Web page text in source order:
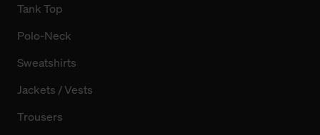
Tank Top
Polo-Neck
Sweatshirts
Jackets / Vests
Trousers